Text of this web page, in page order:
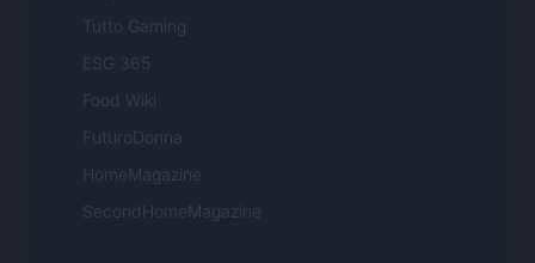
Tutto Gaming
ESG 365
Food Wiki
FuturoDonna
HomeMagazine
SecondHomeMagazine